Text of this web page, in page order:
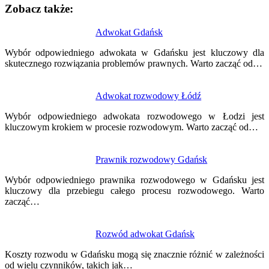
Zobacz także:
Adwokat Gdańsk
Wybór odpowiedniego adwokata w Gdańsku jest kluczowy dla
skutecznego rozwiązania problemów prawnych. Warto zacząć od…
Adwokat rozwodowy Łódź
Wybór odpowiedniego adwokata rozwodowego w Łodzi jest
kluczowym krokiem w procesie rozwodowym. Warto zacząć od…
Prawnik rozwodowy Gdańsk
Wybór odpowiedniego prawnika rozwodowego w Gdańsku jest
kluczowy dla przebiegu całego procesu rozwodowego. Warto
zacząć…
Rozwód adwokat Gdańsk
Koszty rozwodu w Gdańsku mogą się znacznie różnić w zależności
od wielu czynników, takich jak…
wpisu